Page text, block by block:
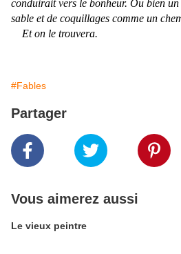
conduirait vers le bonheur. Ou bien
sable et de coquillages comme un
Et on le trouvera.
#Fables
Partager
Vous aimerez aussi
Le vieux peintre